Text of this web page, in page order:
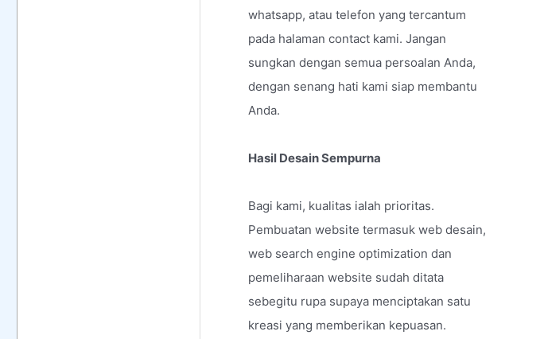
whatsapp, atau telefon yang tercantum
pada halaman contact kami. Jangan
sungkan dengan semua persoalan Anda,
dengan senang hati kami siap membantu
Anda.
Hasil Desain Sempurna
Bagi kami, kualitas ialah prioritas.
Pembuatan website termasuk web desain,
web search engine optimization dan
pemeliharaan website sudah ditata
sebegitu rupa supaya menciptakan satu
kreasi yang memberikan kepuasan.